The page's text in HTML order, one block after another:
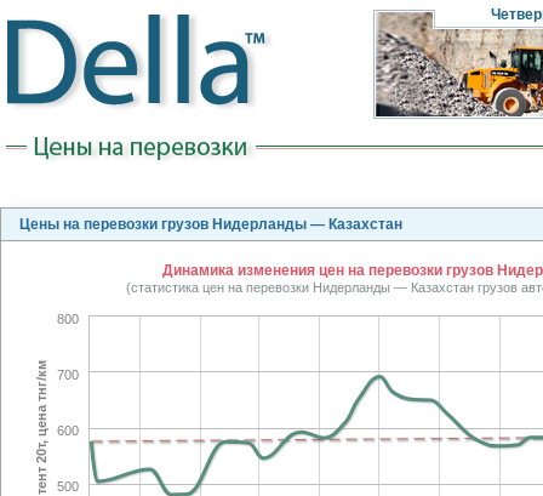
Цены на перевозки грузов Нидерланды — Казахстан
Динамика изменения цен на перевозки грузов
(статистика цен на перевозки Нидерланды — Казахстан грузов
500
600
700
800
тент 20т, цена тнг/км